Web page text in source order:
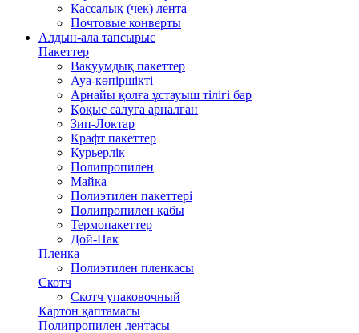
Кассалық (чек) лента
Почтовые конверты
Алдын-ала тапсырыс
Пакеттер
Вакуумдық пакеттер
Ауа-көпіршікті
Арнайы қолға ұстауыш тілігі бар
Қоқыс салуға арналған
Зип-Локтар
Крафт пакеттер
Курьерлік
Полипропилен
Майка
Полиэтилен пакеттері
Полипропилен қабы
Термопакеттер
Дой-Пак
Пленка
Полиэтилен пленкасы
Скотч
Скотч упаковочный
Картон қаптамасы
Полипропилен лентасы